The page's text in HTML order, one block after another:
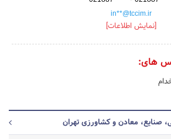
in**@tccim.ir
[نمایش اطلاعات]
های:
صنایع، معادن و کشاورزی تهران